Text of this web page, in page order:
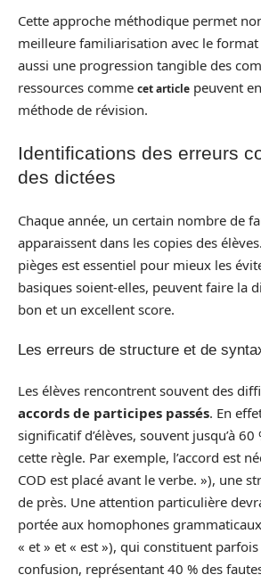
Cette approche méthodique permet
meilleure familiarisation avec le
aussi une progression tangible des
ressources comme cet article peuvent
méthode de révision.
Identifications des erreurs
des dictées
Chaque année, un certain nombre de
apparaissent dans les copies des
pièges est essentiel pour mieux les
basiques soient-elles, peuvent faire la
bon et un excellent score.
Les erreurs de structure et de
Les élèves rencontrent souvent des
accords de participes passés. En
significatif d’élèves, souvent jusqu’à
cette règle. Par exemple, l’accord est
COD est placé avant le verbe. »), une
de près. Une attention particulière
portée aux homophones
« et » et « est »), qui constituent
confusion, représentant 40 % des